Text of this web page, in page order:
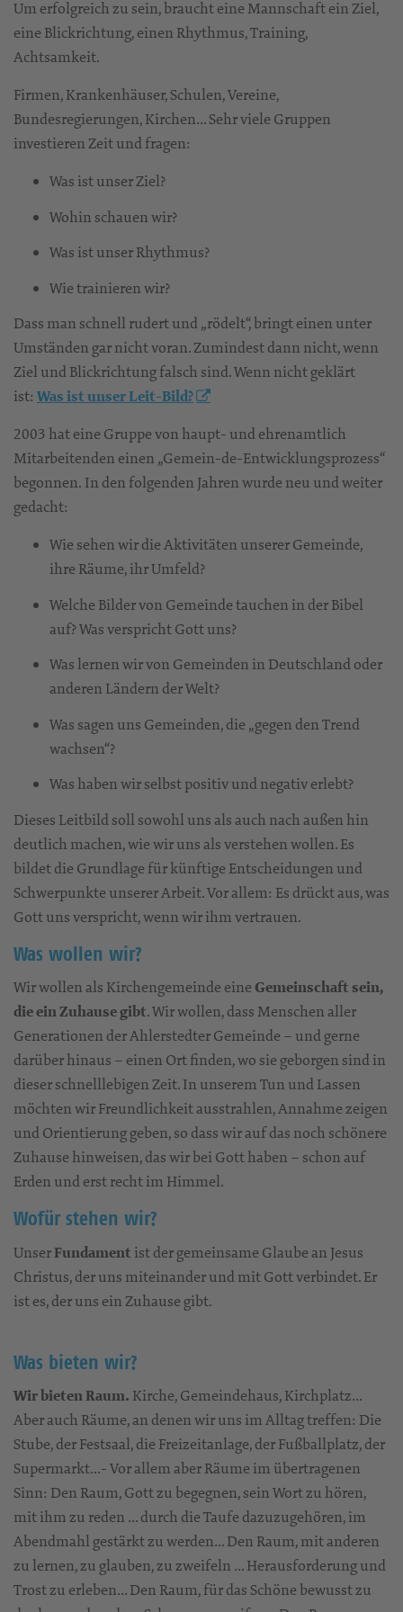
Um erfolgreich zu sein, braucht eine Mannschaft ein Ziel,
eine Blickrichtung, einen Rhythmus, Training,
Achtsamkeit.
Firmen, Krankenhäuser, Schulen, Vereine,
Bundesregierungen, Kirchen… Sehr viele Gruppen
investieren Zeit und fragen:
Was ist unser Ziel?
Wohin schauen wir?
Was ist unser Rhythmus?
Wie trainieren wir?
Dass man schnell rudert und „rödelt“, bringt einen unter
Umständen gar nicht voran. Zumindest dann nicht, wenn
Ziel und Blickrichtung falsch sind. Wenn nicht geklärt
ist: Was ist unser Leit-Bild?
2003 hat eine Gruppe von haupt- und ehrenamtlich
Mitarbeitenden einen „Gemein-de-Entwicklungsprozess“
begonnen. In den folgenden Jahren wurde neu und weiter
gedacht:
Wie sehen wir die Aktivitäten unserer Gemeinde,
ihre Räume, ihr Umfeld?
Welche Bilder von Gemeinde tauchen in der Bibel
auf? Was verspricht Gott uns?
Was lernen wir von Gemeinden in Deutschland oder
anderen Ländern der Welt?
Was sagen uns Gemeinden, die „gegen den Trend
wachsen“?
Was haben wir selbst positiv und negativ erlebt?
Dieses Leitbild soll sowohl uns als auch nach außen hin
deutlich machen, wie wir uns als verstehen wollen. Es
bildet die Grundlage für künftige Entscheidungen und
Schwerpunkte unserer Arbeit. Vor allem: Es drückt aus, was
Gott uns verspricht, wenn wir ihm vertrauen.
Was wollen wir?
Wir wollen als Kirchengemeinde eine Gemeinschaft sein,
die ein Zuhause gibt. Wir wollen, dass Menschen aller
Generationen der Ahlerstedter Gemeinde – und gerne
darüber hinaus – einen Ort finden, wo sie geborgen sind in
dieser schnelllebigen Zeit. In unserem Tun und Lassen
möchten wir Freundlichkeit ausstrahlen, Annahme zeigen
und Orientierung geben, so dass wir auf das noch schönere
Zuhause hinweisen, das wir bei Gott haben – schon auf
Erden und erst recht im Himmel.
Wofür stehen wir?
UnserFundament ist der gemeinsame Glaube an Jesus
Christus, der uns miteinander und mit Gott verbindet. Er
ist es, der uns ein Zuhause gibt.
Was bieten wir?
Wir bieten Raum. Kirche, Gemeindehaus, Kirchplatz…
Aber auch Räume, an denen wir uns im Alltag treffen: Die
Stube, der Festsaal, die Freizeitanlage, der Fußballplatz, der
Supermarkt…- Vor allem aber Räume im übertragenen
Sinn: Den Raum, Gott zu begegnen, sein Wort zu hören,
mit ihm zu reden … durch die Taufe dazuzugehören, im
Abendmahl gestärkt zu werden… Den Raum, mit anderen
zu lernen, zu glauben, zu zweifeln … Herausforderung und
Trost zu erleben… Den Raum, für das Schöne bewusst zu